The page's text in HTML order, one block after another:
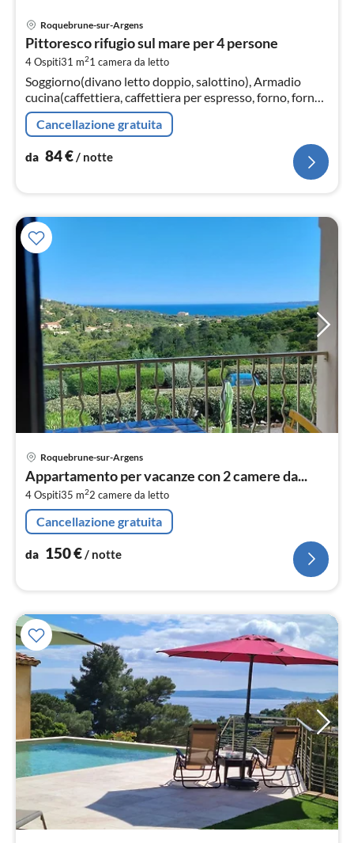
Roquebrune-sur-Argens
Pittoresco rifugio sul mare per 4 persone
4 Ospiti31 m21 camera da letto
Soggiorno(divano letto doppio, salottino), Armadio
cucina(caffettiera, caffettiera per espresso, forno, forno
a microonde, lavastoviglie, ), Nicchia con letto(letto a
castello)
Cancellazione gratuita
da 84€/ notte
Roquebrune-sur-Argens
Appartamento per vacanze con 2 camere da...
4 Ospiti35 m22 camere da letto
Cancellazione gratuita
da 150€ / notte